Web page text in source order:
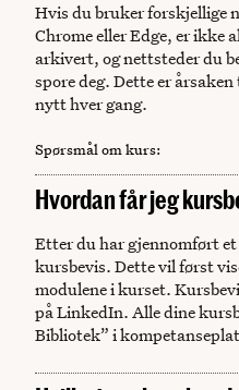
Hvis du bruker forskjellige
Chrome eller Edge, er ikke
arkivert, og nettsteder du
spore deg. Dette er
nytt hver gang.
Spørsmål om kurs:
Hvordan får jeg
Etter du har gjennomført
kursbevis. Dette vil først
modulene i kurset.
på LinkedIn. Alle dine
Bibliotek” i